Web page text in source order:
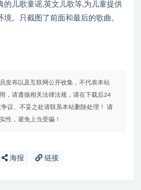
的儿歌童谣,英文儿歌等,为儿童提供
。只截图了前面和最后的歌曲。
发布以及互联网公开收集，不代表本站
，请遵循相关法律法规，请在下载后24
议、不妥之处请联系本站删除处理！ 请
性，避免上当受骗！
海报 链接